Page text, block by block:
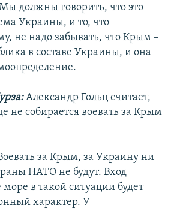
должны говорить, что это
Украины, и то, что
не надо забывать, что Крым –
в составе Украины, и она
Александр Гольц считает,
не собирается воевать за Крым
за Крым, за Украину ни
НАТО не будут. Вход
в такой ситуации будет
характер. У